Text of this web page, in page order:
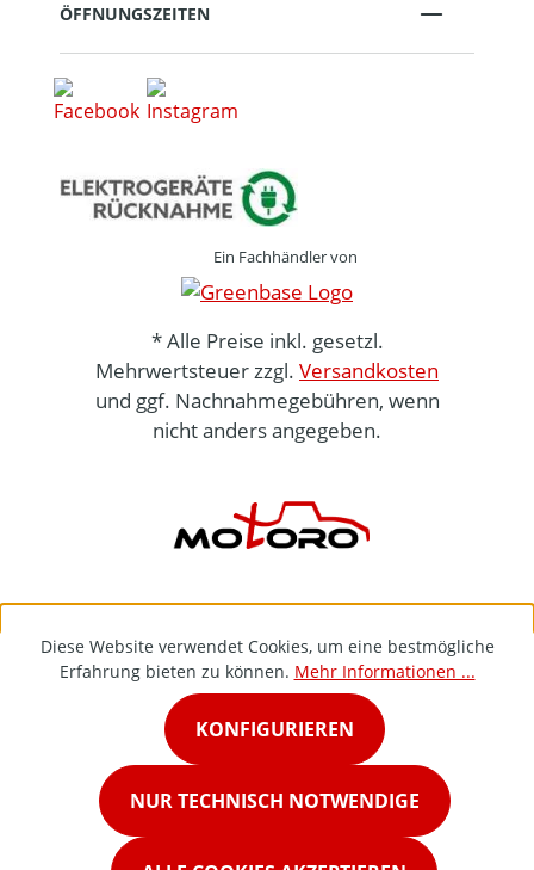
ÖFFNUNGSZEITEN
Ein Fachhändler von
* Alle Preise inkl. gesetzl.
Mehrwertsteuer zzgl. Versandkosten
und ggf. Nachnahmegebühren, wenn
nicht anders angegeben.
Diese Website verwendet Cookies, um eine bestmögliche
Erfahrung bieten zu können. Mehr Informationen ...
NUR TECHNISCH NOTWENDIGE
KONFIGURIEREN